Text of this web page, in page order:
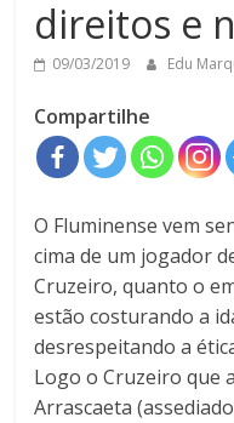
direitos e
09/03/2019 Edu
Compartilhe
O Fluminense vem
cima de um jogador
Cruzeiro, quanto o
estão costurando a
desrespeitando a
Logo o Cruzeiro que
Arrascaeta